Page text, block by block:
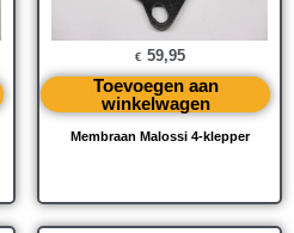
Membraan Malossi 4-klepper
€ 59,95
Toevoegen aan
winkelwagen